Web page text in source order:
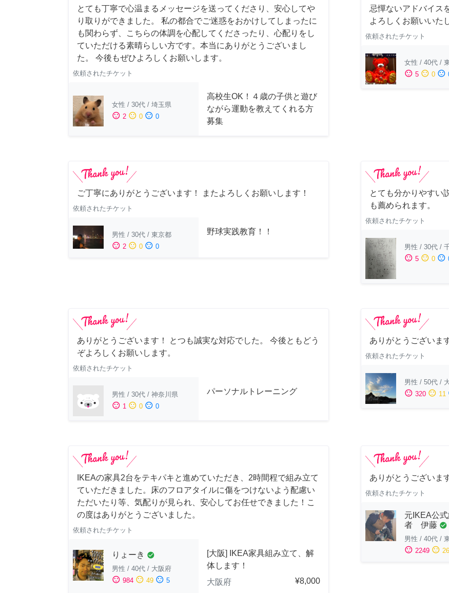
とても丁寧で心温まるメッセージを送ってくださり、安心してや
り取りができました。 私の都合でご迷惑をおかけしてしまったに
も関わらず、こちらの体調を心配してくださったり、心配りをし
ていただける素晴らしい方です。本当にありがとうございまし
た。 今後もぜひよろしくお願いします。
依頼されたチケット
女性 / 30代 / 埼玉県
sentiment_satisfied 2 sentiment_neutral 0 sentiment_dissatisfied 0
高校生OK！４歳の子供と遊び
ながら運動を教えてくれる方
募集
忌憚ないアドバイス
よろしくお願いいた
依頼されたチケット
女性 / 40代 /
sentiment_satisfied 5 sentiment_neutral 0 sentiment_dissatisfied
ご丁寧にありがとうございます！ またよろしくお願いします！
依頼されたチケット
男性 / 30代 / 東京都
sentiment_satisfied 2 sentiment_neutral 0 sentiment_dissatisfied 0
野球実践教育！！
とても分かりやすい
も薦められます。
依頼されたチケット
男性 / 30代 /
sentiment_satisfied 5 sentiment_neutral 0 sentiment_dissatisfied
ありがとうございます！ とつも誠実な対応でした。 今後ともどう
ぞよろしくお願いします。
依頼されたチケット
男性 / 30代 / 神奈川県
sentiment_satisfied 1 sentiment_neutral 0 sentiment_dissatisfied 0
パーソナルトレーニング
ありがとうございま
依頼されたチケット
男性 / 50代 /
sentiment_satisfied 320 sentiment_neutral 11
IKEAの家具2台をテキパキと進めていただき、2時間程で組み立て
ていただきました。床のフロアタイルに傷をつけないよう配慮い
ただいたり等、気配りが見られ、安心してお任せできました！こ
の度はありがとうございました。
依頼されたチケット
りょーき check_circle
男性 / 40代 / 大阪府
sentiment_satisfied 984 sentiment_neutral 49 sentiment_dissatisfied 5
[大阪] IKEA家具組み立て、解
体します！
大阪府
¥8,000
ありがとうございま
依頼されたチケット
元IKEA公
者 伊藤 check_circle
男性 / 40代 /
sentiment_satisfied 2249 sentiment_neutral 26